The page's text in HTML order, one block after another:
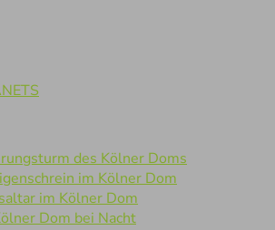
des Kölner Doms
im Kölner Dom
im Kölner Dom
Dom bei Nacht